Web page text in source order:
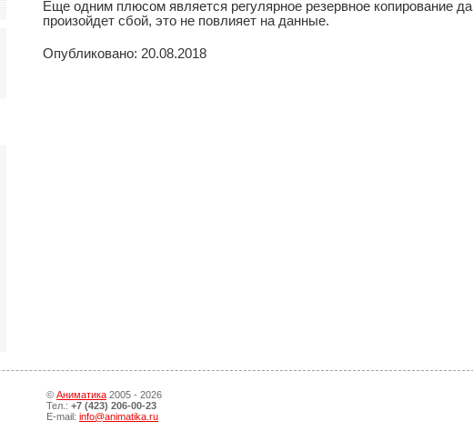
Еще одним плюсом является регулярное резервное копирование
произойдет сбой, это не повлияет на данные.
Опубликовано: 20.08.2018
© Аниматика 2005 - 2026
Тел.: +7 (423) 206-00-23
E-mail: info@animatika.ru